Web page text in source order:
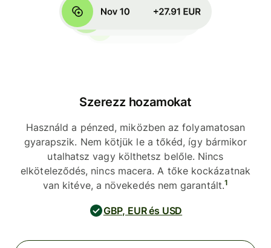
Szerezz hozamokat
Használd a pénzed, miközben az folyamatosan
gyarapszik. Nem kötjük le a tőkéd, így bármikor
utalhatsz vagy költhetsz belőle. Nincs
elköteleződés, nincs macera. A tőke kockázatnak
van kitéve, a növekedés nem garantált.1
GBP, EUR és USD